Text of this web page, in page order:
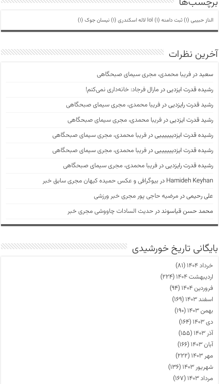
الناز حبیبی (1) ثبت دامنه lol (1) لاله اسکندری (1) نیسان جوک (1)
آخرین نظرات
سعیددرفریبا محمدی، مجری سیمای صبحگاهی
رشیده قدرت ایزدییدرمارال فرجاد: خانه‌داری نمی‌کنم!
رشید قدرت رایزدییدرفریبا محمدی، مجری سیمای صبحگاهی
رشید قدرت ایزدییدرفریبا محمدی، مجری سیمای صبحگاهی
رشیده قدرت ایزدیییییییدرفریبا محمدی، مجری سیمای صبحگاهی
رشیده قدرت ایزدیییییییدرفریبا محمدی، مجری سیمای صبحگاهی
رشیده قدرت رایزدییدرفریبا محمدی، مجری سیمای صبحگاهی
Hamideh Keyhan در بیوگرافی و عکس حمیده کیهان مجری سابق خبر
علی رحیمیدرمرضیه حاجی پور مجری خبر ورزشی
محمد حسن قیاسونددر حدیث السادات چاووشی مجری خبر
بایگانی تاریخ خورشیدی
خرداد ۱۴۰۴
(۸۱)
اردیبهشت ۱۴۰۴
(۲۲۴)
فروردین ۱۴۰۴
(۹۴)
اسفند ۱۴۰۳
(۱۶۹)
بهمن ۱۴۰۳
(۱۹۰)
دی ۱۴۰۳
(۱۶۴)
آذر ۱۴۰۳
(۱۵۵)
آبان ۱۴۰۳
(۱۶۶)
مهر ۱۴۰۳
(۲۲۲)
شهریور ۱۴۰۳
(۱۳۶)
مرداد ۱۴۰۳
(۱۶۷)